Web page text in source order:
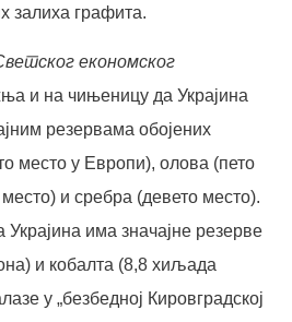
залиха графита.
економског
и на чињеницу да Украјина
резервама обојених
место у Европи), олова (пето
и сребра (девето место).
Украјина има значајне резерве
и кобалта (8,8 хиљада
у „безбедној Кировградској